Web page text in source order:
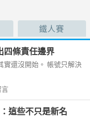
鐵人賽
四條責任邊界
實還沒開始。 帳號只解決
言
這些不只是新名